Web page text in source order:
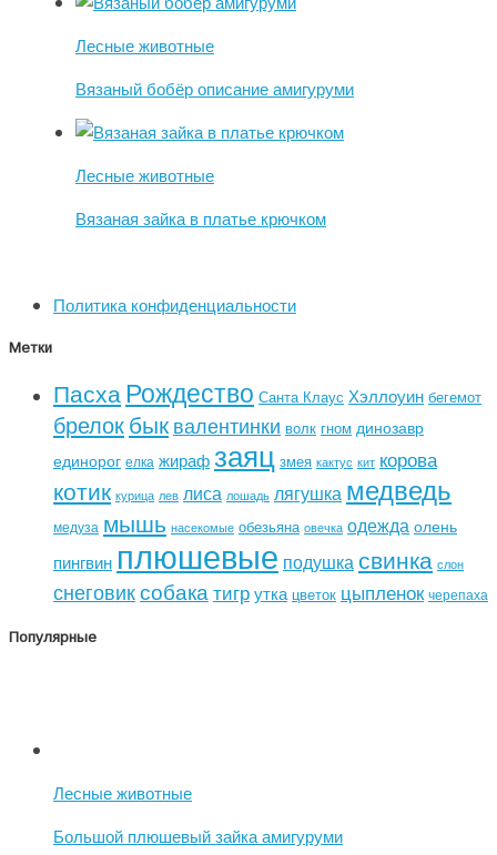
Лесные животные
Вязаный бобёр описание амигуруми
Лесные животные
Вязаная зайка в платье крючком
Политика конфиденциальности
Метки
ПасхаРождество Санта Клаус Хэллоуин бегемот
брелокбыквалентинки волк гном динозавр
единорог елка жирафзаяц змея кактус кит корова
котик курица лев лиса лошадь лягушка медведь
медуза мышь насекомые обезьяна овечка одежда олень
пингвин плюшевые подушка свинка слон
снеговиксобака тигрутка цветок цыпленок черепаха
Популярные
Лесные животные
Большой плюшевый зайка амигуруми